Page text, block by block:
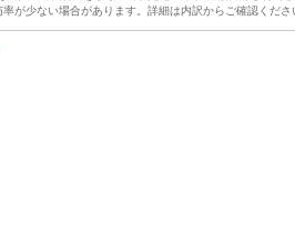
が少ない場合があります。詳細は内訳からご確認くださ